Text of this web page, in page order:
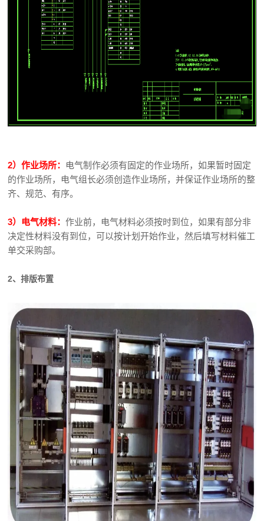
2）作业场所： 电气制作必须有固定的作业场所，如果暂时固定
的作业场所，电气组长必须创造作业场所，并保证作业场所的整
齐、规范、有序。
3）电气材料：作业前，电气材料必须按时到位，如果有部分非
决定性材料没有到位，可以按计划开始作业，然后填写材料催工
单交采购部。
2、排版布置